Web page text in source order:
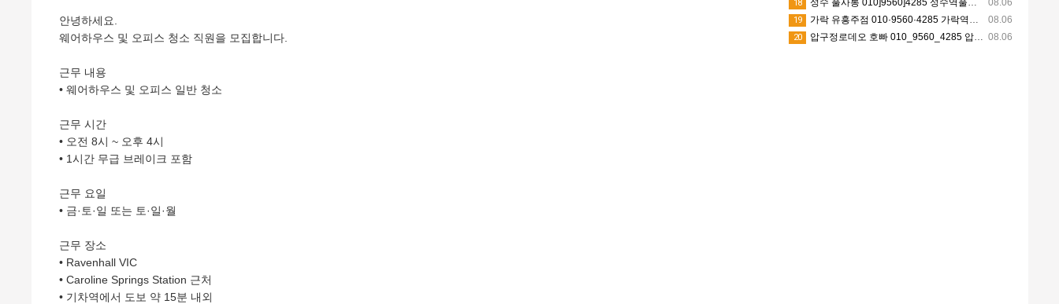
안녕하세요.
웨어하우스 및 오피스 청소 직원을 모집합니다.
근무 내용
• 웨어하우스 및 오피스 일반 청소
근무 시간
• 오전 8시 ~ 오후 4시
• 1시간 무급 브레이크 포함
근무 요일
• 금·토·일 또는 토·일·월
근무 장소
• Ravenhall VIC
• Caroline Springs Station 근처
• 기차역에서 도보 약 15분 내외
18
08.06
19
가락 유흥주점 010·9560·4285 가락역유흥주점 문정동유흥주점 송파동유흥주점 가락시장유흥주점 초이스정보
08.06
20 압구정로데오 호빠 010_9560_4285 압구정로데오역호빠 신사호빠 압구정호빠 청담호빠 평일문의